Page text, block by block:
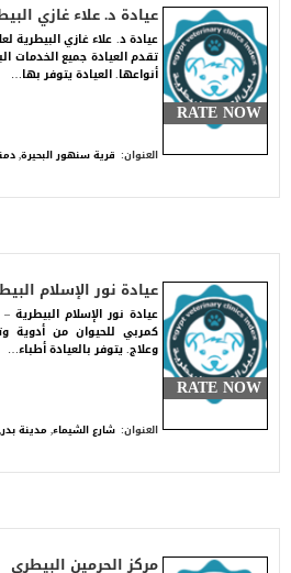
RATE NOW
عيادة د. علاء غازي
عيادة د. علاء غازي البيطرية
تقدم العيادة جميع الخدمات
أنواعها. العيادة يتوفر بها…
العنوان: قرية سنهور البحيرة,
RATE NOW
عيادة نور الإسلام
عيادة نور الإسلام
كمربي للحيوان من أدوية
وعلاج. يتوفر بالعيادة أطباء…
العنوان: شارع الشيماء, مدينة
مركز الحرمين البيطري